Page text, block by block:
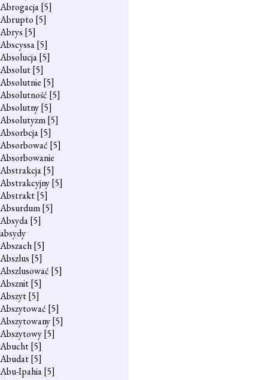
Abrogacja[5]
Abrupto [5]
Abrys [5]
Abscyssa[5]
Absolucja[5]
Absolut[5]
Absolutnie [5]
Absolutność [5]
Absolutny[5]
Absolutyzm[5]
Absorbcja[5]
Absorbować [5]
Absorbowanie
Abstrakcja[5]
Abstrakcyjny[5]
Abstrakt[5]
Absurdum[5]
Absyda[5]
absydy
Abszach[5]
Abszlus [5]
Abszlusować [5]
Absznit[5]
Abszyt[5]
Abszytować [5]
Abszytowany[5]
Abszytowy[5]
Abucht[5]
Abudat[5]
Abu-Ipahia[5]